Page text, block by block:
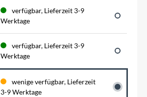
verfügbar, Lieferzeit 3-9
Werktage
verfügbar, Lieferzeit 3-9
Werktage
wenige verfügbar, Lieferzeit
3-9 Werktage